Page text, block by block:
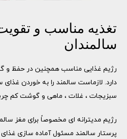
تغذیه مناسب و
سالمندان
رژیم غذایی مناسب همچنین در حفظ
دارد. لازماست سالمند را به خوردن غذای
سبزیجات ، غلات ، ماهی و گوشت کم
رژیم مدیترانه ای مخصوصاً برای مغز
پرستار سالمند مسئول آماده سازی